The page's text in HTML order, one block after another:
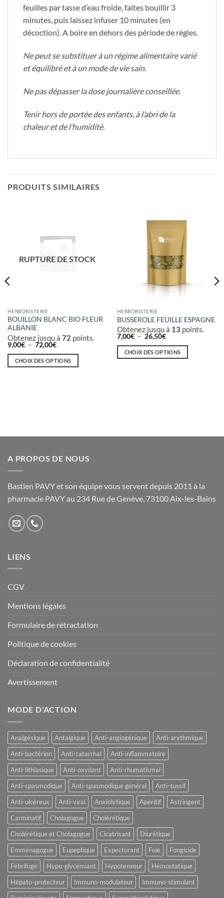
feuilles par tasse d’eau froide, faites bouillir 3
minutes, puis laissez infuser 10 minutes (en
décoction). A boire en dehors des période de règles.
Ne peut se substituer à un régime alimentaire varié
et équilibré et à un mode de vie sain.
Ne pas dépasser la dose journalière conseillée.
Tenir hors de portée des enfants, à l’abri de la
chaleur et de l’humidité.
PRODUITS SIMILAIRES
RUPTURE DE STOCK
HERBORISTERIE
BOUILLON BLANC BIO FLEUR
ALBANIE
Obtenez jusqu à 72 points.
9,00€ – 72,00€Plage
prix :
9,00€
CHOIX DES OPTIONS
options
être
la
page
produit
HERBORISTERIE
BUSSEROLE FEUILLE ESPAGNE
Obtenez jusqu à 13 points.
7,00€ – 26,50€Plage
prix :
7,00€
CHOIX DES OPTIONS
peuvent
page
du
A PROPOS DE NOUS
Bastien PAVY et son équipe vous servent depuis 2011 à la
pharmacie PAVY au 234 Rue de Genève, 73100 Aix-les-Bains
LIENS
CGV
Mentions légales
Formulaire de rétractation
Politique de cookies
Déclaration de confidentialité
Avertissement
MODE D’ACTION
Analgésique Antalgique Anti-angiogénique
Anti-arythmique
Anti-bactérien
Anti-catarrhal
Anti-inflammatoire
Anti-lithiasique
Anti-oxydant
Anti-rhumatismal
Anti-spasmodique
Anti-spasmodique général
Anti-tussif
Anti-ulcéreux
Anti-viral Anxiolytique Apéritif
Astringent
Carminatif
Cholagogue
Cholérétique
Cholérétique et Cholagogue
Cicatrisant
Diurétique
Emménagogue
Eupeptique Expectorant Foie
Fongicide
Fébrifuge
Hypo-glycémiant Hypotenseur
Hémostatique
Hépato-protecteur
Immuno-modulateur
Immuno-stimulant